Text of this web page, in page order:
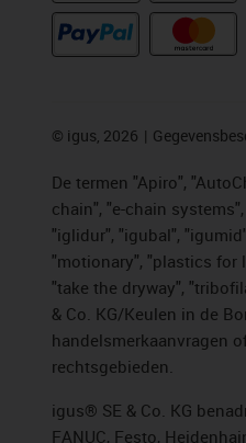
© igus, 2026
De termen "Apiro",
chain", "e-chain
"iglidur", "igubal",
"motionary", "plastics for
"take the dryway",
& Co. KG/Keulen in de
handelsmerkaanvragen
rechtsgebieden.
igus® SE & Co. KG
FANUC, Festo,